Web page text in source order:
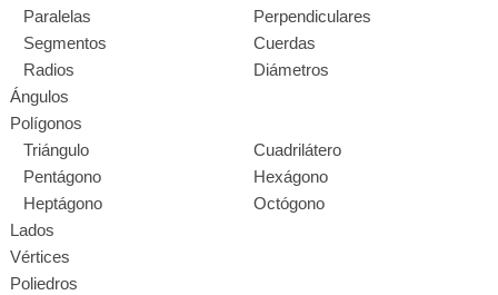
Paralelas
Perpendiculares
Segmentos
Cuerdas
Radios
Diámetros
Ángulos
Polígonos
Triángulo
Cuadrilátero
Pentágono
Hexágono
Heptágono
Octógono
Lados
Vértices
Poliedros